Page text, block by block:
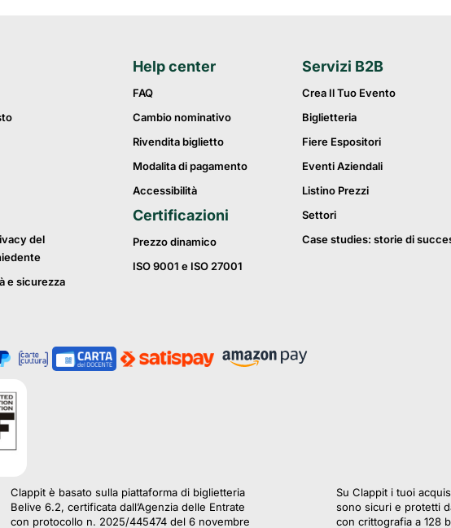
del
e sicurezza
Help center
FAQ
Cambio nominativo
Rivendita biglietto
Modalita di pagamento
Accessibilità
Certificazioni
Prezzo dinamico
ISO 9001 e ISO 27001
Servizi B2B
Crea Il Tuo Evento
Biglietteria
Fiere Espositori
Eventi Aziendali
Listino Prezzi
Settori
Case studies: storie di
Clappit è basato sulla piattaforma di biglietteria
Belive 6.2, certificata dall’Agenzia delle Entrate
con protocollo n. 2025/445474 del 6 novembre
Su Clappit i tuoi
sono sicuri e protetti
con crittografia a 128